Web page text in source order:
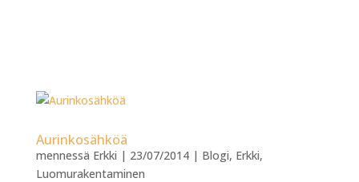
Aurinkosähköä
mennessä Erkki | 23/07/2014| Blogi, Erkki,
Luomurakentaminen